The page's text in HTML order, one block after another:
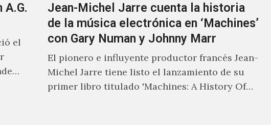
A.G.
el
Jean-Michel Jarre cuenta la historia
de la música electrónica en ‘Machines’
con Gary Numan y Johnny Marr
El pionero e influyente productor francés Jean-
Michel Jarre tiene listo el lanzamiento de su
primer libro titulado 'Machines: A History Of